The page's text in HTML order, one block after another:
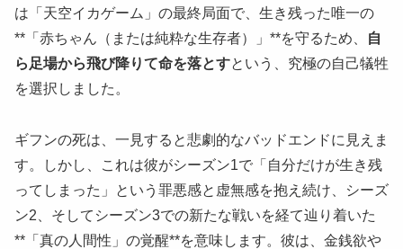
は「天空イカゲーム」の最終局面で、生き残った唯一の
**「赤ちゃん（または純粋な生存者）」**を守るため、
自
ら足場から飛び降りて命を落とすという、究極の自己犠牲
を選択しました。
ギフンの死は、一見すると悲劇的なバッドエンドに見えま
す。しかし、これは彼がシーズン1で「自分だけが生き残
ってしまった」という罪悪感と虚無感を抱え続け、シーズ
ン2、そしてシーズン3での新たな戦いを経て辿り着いた
**「真の人間性」の覚醒**を意味します。彼は、金銭欲や